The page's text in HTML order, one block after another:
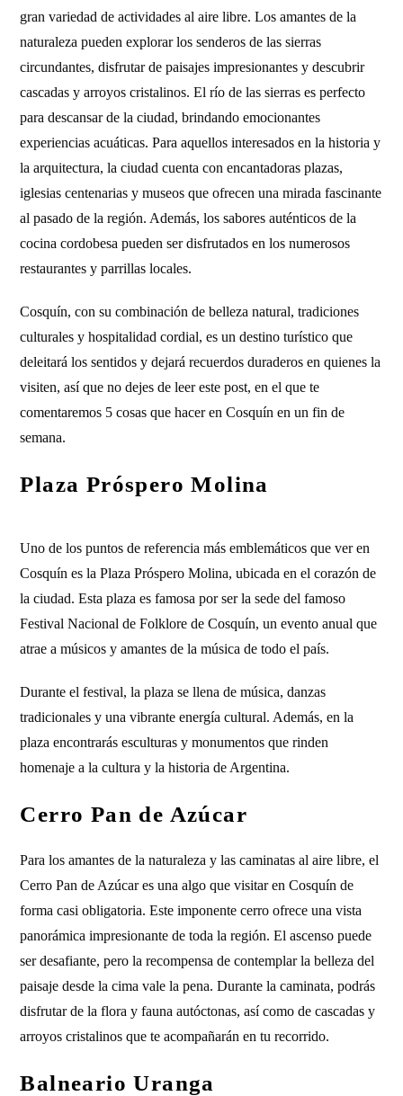
gran variedad de actividades al aire libre. Los amantes de la
naturaleza pueden explorar los senderos de las sierras
circundantes, disfrutar de paisajes impresionantes y descubrir
cascadas y arroyos cristalinos. El río de las sierras es perfecto
para descansar de la ciudad, brindando emocionantes
experiencias acuáticas. Para aquellos interesados en la historia y
la arquitectura, la ciudad cuenta con encantadoras plazas,
iglesias centenarias y museos que ofrecen una mirada fascinante
al pasado de la región. Además, los sabores auténticos de la
cocina cordobesa pueden ser disfrutados en los numerosos
restaurantes y parrillas locales.
Cosquín, con su combinación de belleza natural, tradiciones
culturales y hospitalidad cordial, es un destino turístico que
deleitará los sentidos y dejará recuerdos duraderos en quienes la
visiten, así que no dejes de leer este post, en el que te
comentaremos 5 cosas que hacer en Cosquín en un fin de
semana.
Plaza Próspero Molina
Uno de los puntos de referencia más emblemáticos que ver en
Cosquín es la Plaza Próspero Molina, ubicada en el corazón de
la ciudad. Esta plaza es famosa por ser la sede del famoso
Festival Nacional de Folklore de Cosquín, un evento anual que
atrae a músicos y amantes de la música de todo el país.
Durante el festival, la plaza se llena de música, danzas
tradicionales y una vibrante energía cultural. Además, en la
plaza encontrarás esculturas y monumentos que rinden
homenaje a la cultura y la historia de Argentina.
Cerro Pan de Azúcar
Para los amantes de la naturaleza y las caminatas al aire libre, el
Cerro Pan de Azúcar es una algo que visitar en Cosquín de
forma casi obligatoria. Este imponente cerro ofrece una vista
panorámica impresionante de toda la región. El ascenso puede
ser desafiante, pero la recompensa de contemplar la belleza del
paisaje desde la cima vale la pena. Durante la caminata, podrás
disfrutar de la flora y fauna autóctonas, así como de cascadas y
arroyos cristalinos que te acompañarán en tu recorrido.
Balneario Uranga